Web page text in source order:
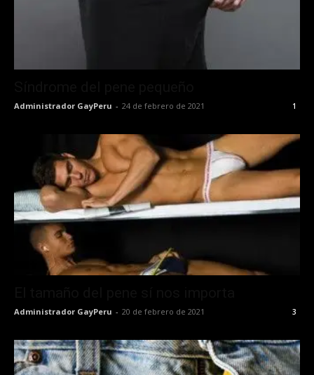
Administrador GayPeru - 24 de febrero de 2021 1
Administrador GayPeru - 20 de febrero de 2021 3